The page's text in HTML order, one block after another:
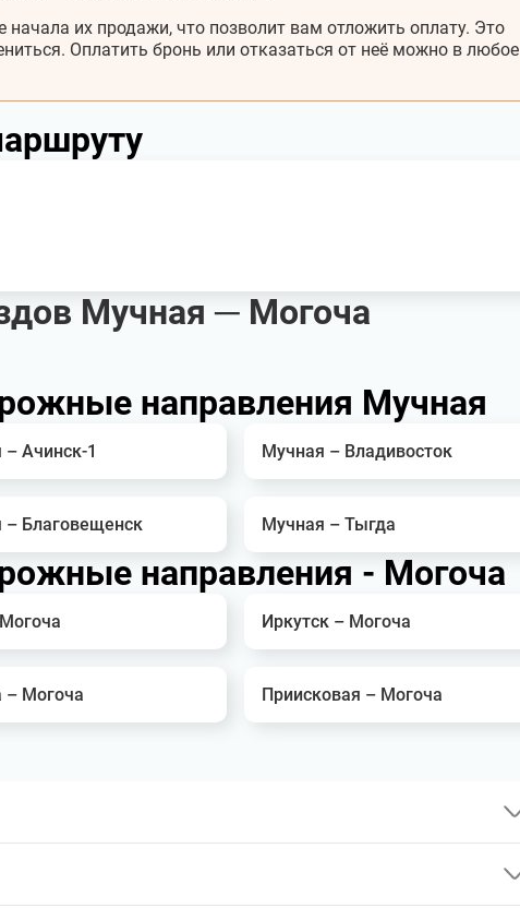
их продажи, что позволит вам отложить оплату. Это
Оплатить бронь или отказаться от неё можно в любое
Мучная ─ Могоча
направления Мучная
Ачинск-1 Мучная – Владивосток
– Благовещенск Мучная – Тыгда
направления - Могоча
Иркутск – Могоча
– Могоча Приисковая – Могоча